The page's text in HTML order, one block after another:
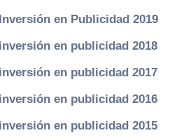
en Publicidad 2019
en publicidad 2018
en publicidad 2017
en publicidad 2016
en publicidad 2015